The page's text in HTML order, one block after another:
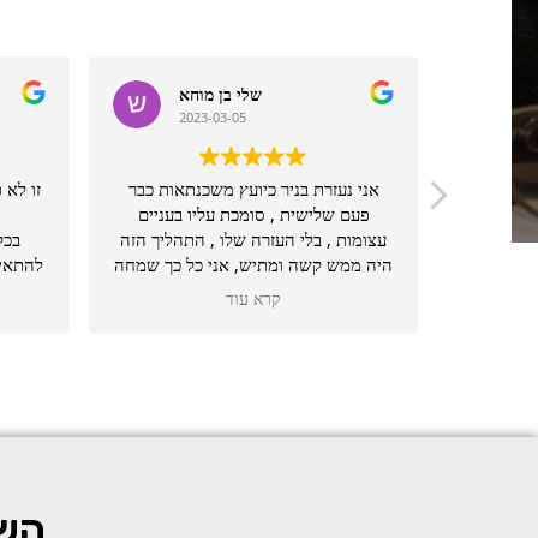
זו
אני
שלי בן מוחא
2023-03-05
אני נעזרת בניר כיועץ משכנתאות כבר
פעם שלישית , סומכת עליו בעניים
עצומות , בלי העזרה שלו , התהליך הזה
היה ממש קשה ומתיש, אני כל כך שמחה
שהכרתי אותו ויש לציין שהעזרה שלו
שווה כל שקל!
קרא עוד